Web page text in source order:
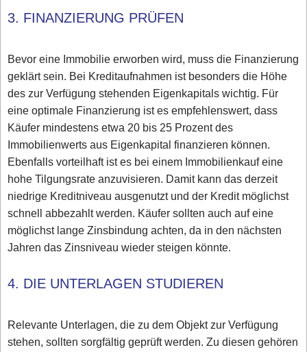
3. FINANZIERUNG PRÜFEN
Bevor eine Immobilie erworben wird, muss die Finanzierung
geklärt sein. Bei Kreditaufnahmen ist besonders die Höhe
des zur Verfügung stehenden Eigenkapitals wichtig. Für
eine optimale Finanzierung ist es empfehlenswert, dass
Käufer mindestens etwa 20 bis 25 Prozent des
Immobilienwerts aus Eigenkapital finanzieren können.
Ebenfalls vorteilhaft ist es bei einem Immobilienkauf eine
hohe Tilgungsrate anzuvisieren. Damit kann das derzeit
niedrige Kreditniveau ausgenutzt und der Kredit möglichst
schnell abbezahlt werden. Käufer sollten auch auf eine
möglichst lange Zinsbindung achten, da in den nächsten
Jahren das Zinsniveau wieder steigen könnte.
4. DIE UNTERLAGEN STUDIEREN
Relevante Unterlagen, die zu dem Objekt zur Verfügung
stehen, sollten sorgfältig geprüft werden. Zu diesen gehören